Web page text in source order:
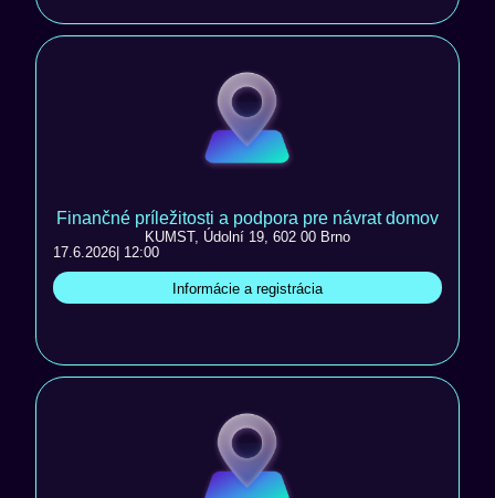
Finančné príležitosti a podpora pre návrat domov
KUMST, Údolní 19, 602 00 Brno
17.6.2026 | 12:00
Informácie a registrácia